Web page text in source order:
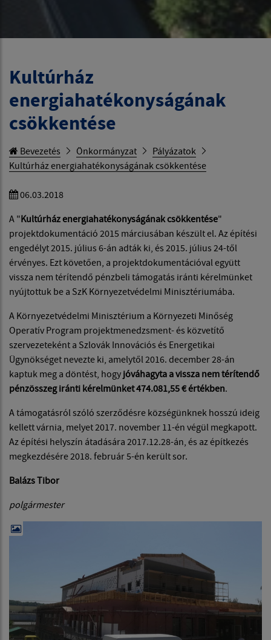
Kultúrház
energiahatékonyságának
csökkentése
Bevezetés Önkormányzat
Pályázatok
Kultúrház energiahatékonyságának csökkentése
06.03.2018
A "Kultúrház energiahatékonyságának csökkentése"
projektdokumentáció 2015 márciusában készült el. Az építési
engedélyt 2015. július 6-án adták ki, és 2015. július 24-től
érvényes. Ezt követően, a projektdokumentációval együtt
vissza nem térítendő pénzbeli támogatás iránti kérelmünket
nyújtottuk be a SzK Környezetvédelmi Minisztériumába.
A Környezetvédelmi Minisztérium a Környezeti Minőség
Operatív Program projektmenedzsment- és közvetítő
szervezeteként a Szlovák Innovációs és Energetikai
Ügynökséget nevezte ki, amelytől 2016. december 28-án
kaptuk meg a döntést, hogy jóváhagyta a vissza nem térítendő
pénzösszeg iránti kérelmünket 474.081,55 € értékben.
A támogatásról szóló szerződésre községünknek hosszú ideig
kellett várnia, melyet 2017. november 11-én végül megkapott.
Az építési helyszín átadására 2017.12.28-án, és az építkezés
megkezdésére 2018. február 5-én került sor.
Balázs Tibor
polgármester